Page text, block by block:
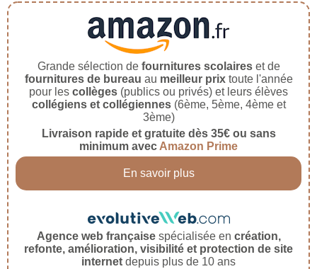
Grande sélection de fournitures scolaireset de
fournitures de bureau au meilleur prixtoute l'année
pour les collèges (publics ou privés) et leurs élèves
collégiens et collégiennes(6ème, 5ème, 4ème et
3ème)
Livraison rapide et gratuite dès 35€ ou sans
minimum avec Amazon Prime
En savoir plus
Agence web françaisespécialisée en création,
refonte, amélioration, visibilité et protection de site
internet depuis plus de 10 ans